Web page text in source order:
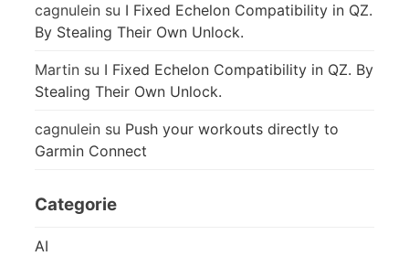
cagnulein su I Fixed Echelon Compatibility in QZ.
By Stealing Their Own Unlock.
Martin su I Fixed Echelon Compatibility in QZ. By
Stealing Their Own Unlock.
cagnulein su Push your workouts directly to
Garmin Connect
Categorie
AI